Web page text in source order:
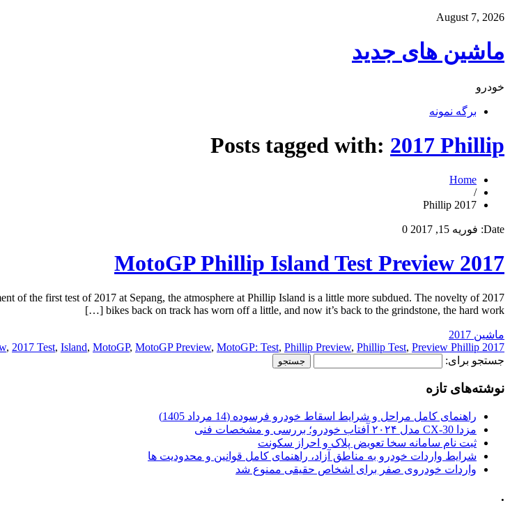
August 7, 2026
ماشین های جدید
خودرو
برگه نمونه
Posts tagged with: 2017 Phillip
Home
/
2017 Phillip
Date: فوریه 15, 2017 0
2017 MotoGP Phillip Island Test Preview
of the first test of 2017 at Sepang, the atmosphere at Phillip Island is a little more subdued. The novelty of
bikes back on track has worn off a little, and now it’s back to the grindstone, the hard work […]
ماشین 2017
2017 Phillip
, 2017 Test, Island, MotoGP, MotoGP Preview, MotoGP: Test, Phillip Preview, Phillip Test, Preview Phillip
جستجو برای:
نوشته‌های تازه
راهنمای کامل مراحل و شرایط اسقاط خودرو فرسوده (14 مرداد 1405)
مزدا CX-30 مدل ۲۰۲۴ آفتاب خودرو؛ بررسی و مشخصات فنی
ثبت نام سامانه سخا تعویض پلاک و احراز سکونت
شرایط واردات خودرو به مناطق آزاد، راهنمای کامل قوانین و محدودیت ها
واردات خودروی صفر برای اشخاص حقیقی ممنوع شد
.